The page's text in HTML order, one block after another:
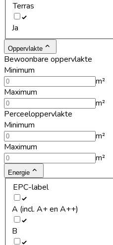
Terras
Ja
Oppervlakte
Bewoonbare oppervlakte
Minimum
m²
Maximum
m²
Perceeloppervlakte
Minimum
m²
Maximum
m²
Energie
EPC-label
A (incl. A+ en A++)
B